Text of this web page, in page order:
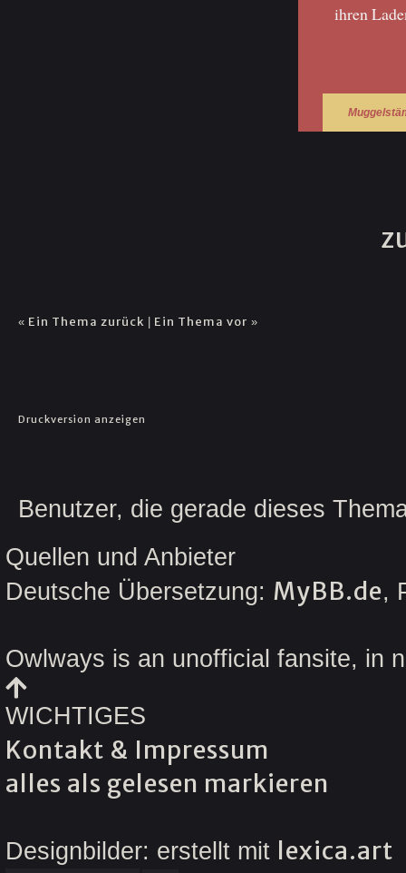
ihren
« Ein Thema zurück Ein Thema vor »
Druckversion anzeigen
Benutzer, die gerade dieses
Quellen und Anbieter
Deutsche Übersetzung: MyBB.de,
Owlways is an unofficial fansite, in
WICHTIGES
Kontakt & Impressum
alles als gelesen markieren
Designbilder: erstellt mit lexica.art